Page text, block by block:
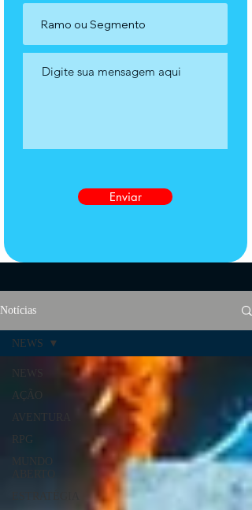
Enviar
Notícias
NEWS
AÇÃO
AVENTURA
RPG
MUNDO
NEWS